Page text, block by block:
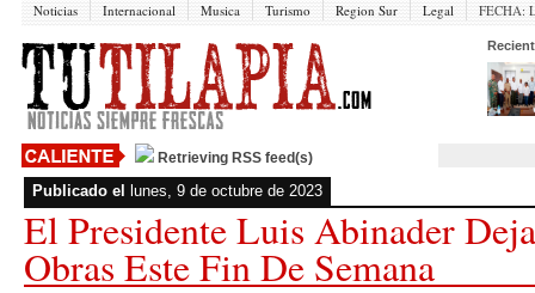
Noticias Internacional Musica Turismo Region Sur Legal FECHA:
Retrieving RSS feed(s)
Publicado el lunes, 9 de octubre de 2023
El Presidente Luis Abinader
Obras Este Fin De Semana